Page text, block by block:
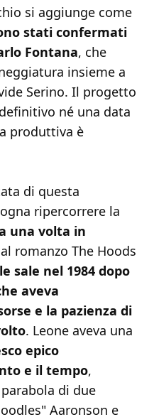
si aggiunge come
stati confermati
Fontana, che
insieme a
Serino. Il progetto
né una data
produttiva è
di questa
ripercorrere la
una volta in
romanzo The Hoods
sale nel 1984 dopo
aveva
e la pazienza di
. Leone aveva una
epico
e il tempo,
di due
Aaronson e